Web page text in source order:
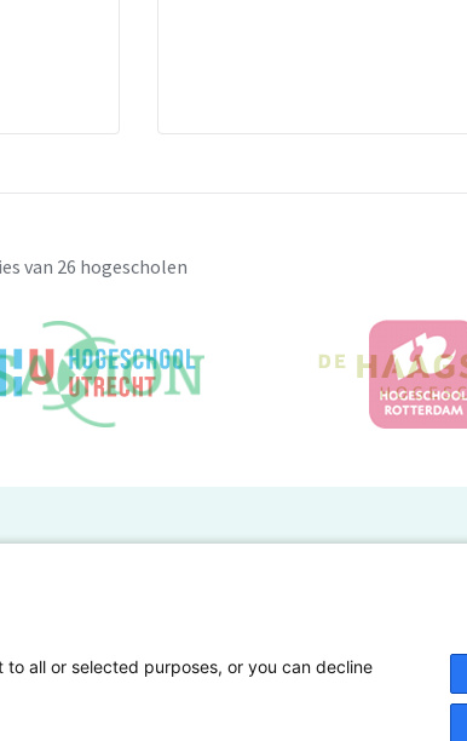
van 26 hogescholen
vragen
Lectoren en onderzoekers
all or selected purposes, or you can decline